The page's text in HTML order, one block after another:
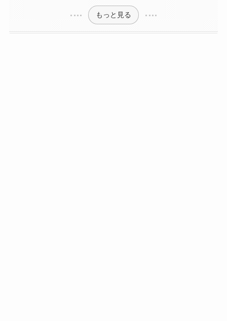
もっと見る